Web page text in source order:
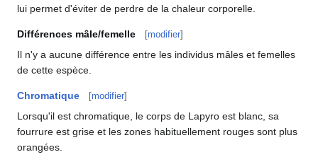
lui permet d'éviter de perdre de la chaleur corporelle.
Différences mâle/femelle [modifier]
Il n'y a aucune différence entre les individus mâles et femelles
de cette espèce.
Chromatique [modifier]
Lorsqu'il est chromatique, le corps de Lapyro est blanc, sa
fourrure est grise et les zones habituellement rouges sont plus
orangées.